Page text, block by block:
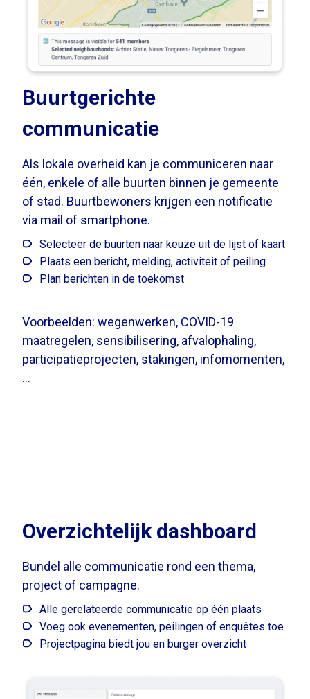
Buurtgerichte
communicatie
Als lokale overheid kan je communiceren naar
één, enkele of alle buurten binnen je gemeente
of stad. Buurtbewoners krijgen een notificatie
via mail of smartphone.
Selecteer de buurten naar keuze uit de lijst of kaart
Plaats een bericht, melding, activiteit of peiling
Plan berichten in de toekomst
Voorbeelden: wegenwerken, COVID-19
maatregelen, sensibilisering, afvalophaling,
participatieprojecten, stakingen, infomomenten,
...
Overzichtelijk dashboard
Bundel alle communicatie rond een thema,
project of campagne.
Alle gerelateerde communicatie op één plaats
Voeg ook evenementen, peilingen of enquêtes toe
Projectpagina biedt jou en burger overzicht